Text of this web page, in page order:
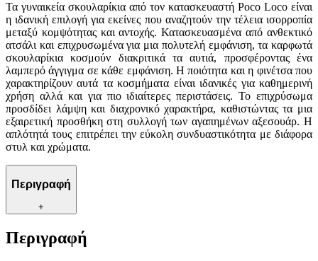
Τα γυναικεία σκουλαρίκια από τον κατασκευαστή Poco Loco είναι
η ιδανική επιλογή για εκείνες που αναζητούν την τέλεια ισορροπία
μεταξύ κομψότητας και αντοχής. Κατασκευασμένα από ανθεκτικό
ατσάλι και επιχρυσωμένα για μια πολυτελή εμφάνιση, τα καρφωτά
σκουλαρίκια κοσμούν διακριτικά τα αυτιά, προσφέροντας ένα
λαμπερό άγγιγμα σε κάθε εμφάνιση. Η ποιότητα και η φινέτσα που
χαρακτηρίζουν αυτά τα κοσμήματα είναι ιδανικές για καθημερινή
χρήση αλλά και για πιο ιδιαίτερες περιστάσεις. Το επιχρύσωμα
προσδίδει λάμψη και διαχρονικό χαρακτήρα, καθιστώντας τα μια
εξαιρετική προσθήκη στη συλλογή των αγαπημένων αξεσουάρ. Η
απλότητά τους επιτρέπει την εύκολη συνδυαστικότητα με διάφορα
στυλ και χρώματα.
Περιγραφή
+
Περιγραφή